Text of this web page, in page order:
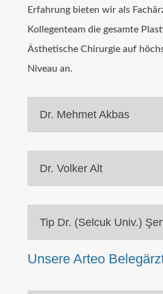
Erfahrung bieten wir als
Kollegenteam die gesamte
Ästhetische Chirurgie auf
Niveau an.
Dr. Mehmet Akbas
Dr. Volker Alt
Tip Dr. (Selcuk Univ.)
Unsere Arteo